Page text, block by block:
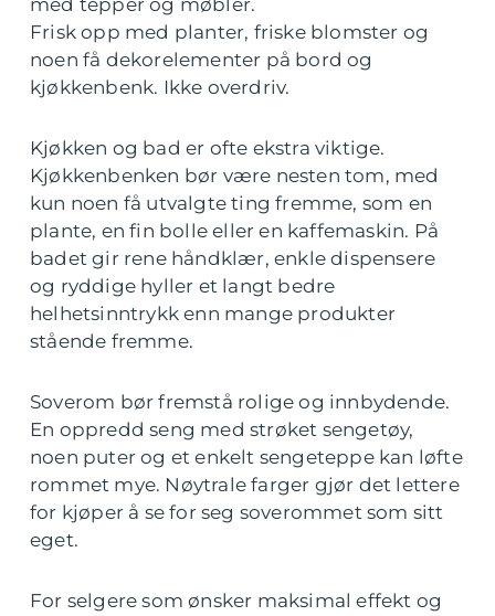
med tepper og møbler.
Frisk opp med planter, friske blomster og
noen få dekorelementer på bord og
kjøkkenbenk. Ikke overdriv.
Kjøkken og bad er ofte ekstra viktige.
Kjøkkenbenken bør være nesten tom, med
kun noen få utvalgte ting fremme, som en
plante, en fin bolle eller en kaffemaskin. På
badet gir rene håndklær, enkle dispensere
og ryddige hyller et langt bedre
helhetsinntrykk enn mange produkter
stående fremme.
Soverom bør fremstå rolige og innbydende.
En oppredd seng med strøket sengetøy,
noen puter og et enkelt sengeteppe kan løfte
rommet mye. Nøytrale farger gjør det lettere
for kjøper å se for seg soverommet som sitt
eget.
For selgere som ønsker maksimal effekt og